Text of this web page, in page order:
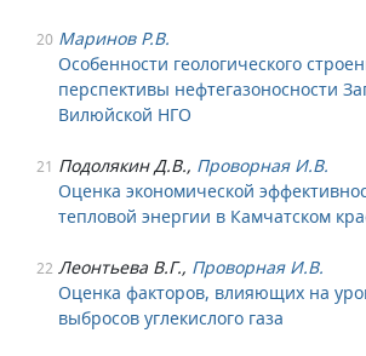
20 Маринов Р.В.
Особенности геологического
перспективы нефтегазоносности
Вилюйской НГО
21 Подолякин Д.В., Проворная И.В.
Оценка экономической
тепловой энергии в Камчатском
22 Леонтьева В.Г., Проворная И.В.
Оценка факторов, влияющих на
выбросов углекислого газа